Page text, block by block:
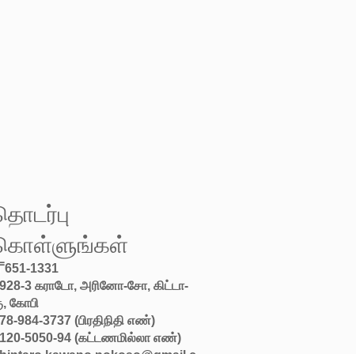
651-1331
3 கராடோ, அரினோ-சோ, கிட்டா-
கோபி
984-3737 (பிரதிநிதி எண்)
5050-94 (கட்டணமில்லா எண்)